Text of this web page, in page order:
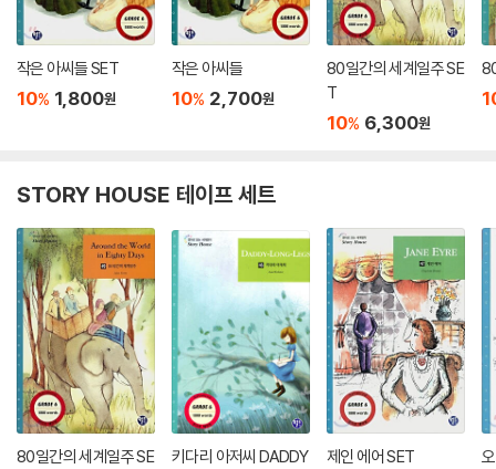
작은 아씨들 SET
10% 1,800원
작은 아씨들
10% 2,700원
80일간의 세계일주 SE
T
10% 6,300원
STORY HOUSE 테이프 세트
80일간의 세계일주 SE
키다리 아저씨 DADDY
제인 에어 SET